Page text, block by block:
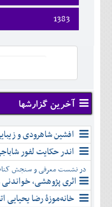
تير
مرداد
شهريور
مهر
دی
بهمن
اسفند
ارديبهشت
خرداد
تير
مرداد
آبان
آذر
دی
بهمن
اسفند
فروردين
ارديبهشت
خرداد
شهريور
مهر
آبان
آذر
دی
بهمن
اسفند
1383
فروردين
تير
مرداد
شهريور
مهر
آبان
آذر
دی
بهمن
اسفند
آخرین گزارشها
افشین شاهرودی و
اندر حکایت لفور
در نشست معرفی و سنجش
اثری پژوهشی،
خانه‌موزۀ رضا یحیایی